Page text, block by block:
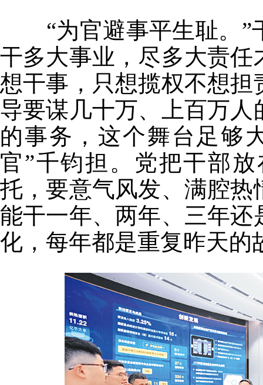
“为官避事平生耻。”
干多大事业，尽多大责
想干事，只想揽权不想
导要谋几十万、上百万
的事务，这个舞台足够
官”千钧担。党把干部
托，要意气风发、满腔
能干一年、两年、三年
化，每年都是重复昨天的